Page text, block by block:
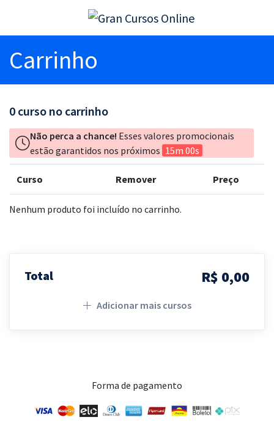
Carrinho
0 curso no carrinho
Não perca a chance! Esses valores promocionais
estão garantidos nos próximos 15m 00s
Curso Remover Preço
Nenhum produto foi incluído no carrinho.
Total R$ 0,00
Adicionar mais cursos
Forma de pagamento